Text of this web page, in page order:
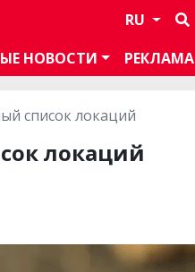
RU
НОВОСТИ РЕКЛАМА
список локаций
локаций